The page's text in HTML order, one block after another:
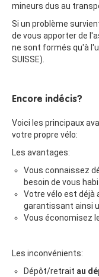
mineurs dus au
Si un problème
de vous apporter de
ne sont formés qu'à
SUISSE).
Encore indécis?
Voici les principaux
votre propre vélo:
Les avantages:
Vous connaissez
besoin de vous
Votre vélo est déjà
garantissant ainsi
Vous économisez
Les inconvénients:
Dépôt/retrait au